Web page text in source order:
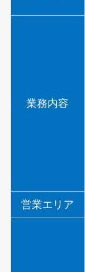
業務内容
営業エリア